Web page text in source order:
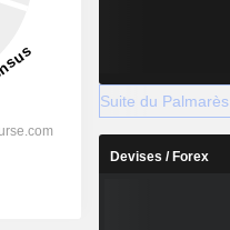
Suite du Palmarès
Devises / Forex